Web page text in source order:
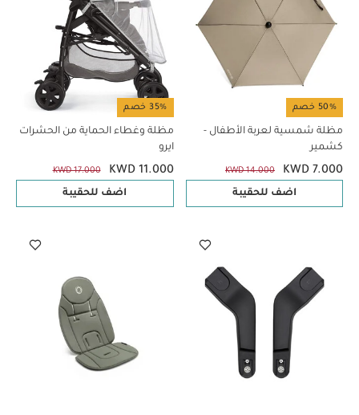
50% خصم
مظلة شمسية لعربة الأطفال -
كشمير
KWD 7.000
KWD 14.000
اضف للحقيبة
35% خصم
مظلة وغطاء الحماية من الحشرات
ايرو
KWD 11.000
KWD 17.000
اضف للحقيبة